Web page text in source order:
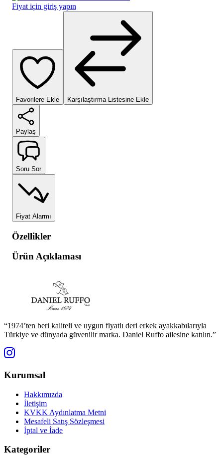
Fiyat için giriş yapın
Favorilere Ekle Karşılaştırma Listesine Ekle
Paylaş
Soru Sor
Fiyat Alarmı
Özellikler
Ürün Açıklaması
“1974’ten beri kaliteli ve uygun fiyatlı deri erkek ayakkabılarıyla
Türkiye ve dünyada güvenilir marka. Daniel Ruffo ailesine katılın.”
Kurumsal
Hakkımızda
İletişim
KVKK Aydınlatma Metni
Mesafeli Satış Sözleşmesi
İptal ve İade
Kategoriler